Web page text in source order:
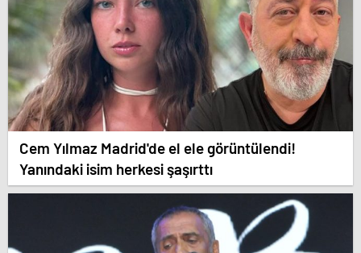
Cem Yılmaz Madrid'de el ele görüntülendi!
Yanındaki isim herkesi şaşırttı